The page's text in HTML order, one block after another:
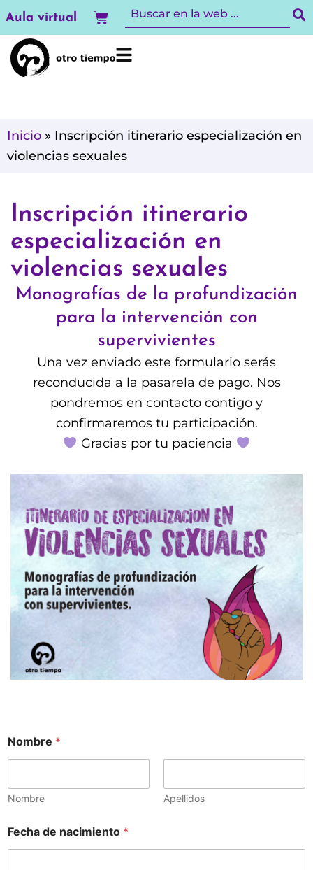
al
contenido
Aula virtual Carrito
Inicio » Inscripción itinerario especialización en
violencias sexuales
Inscripción itinerario
especialización en
violencias sexuales
Monografías de la profundización
para la intervención con
supervivientes
Una vez enviado este formulario serás
reconducida a la pasarela de pago. Nos
pondremos en contacto contigo y
confirmaremos tu participación.
Gracias por tu paciencia
Nombre *
Nombre Apellidos
Fecha de nacimiento *